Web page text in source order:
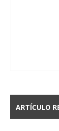
ARTÍCULO